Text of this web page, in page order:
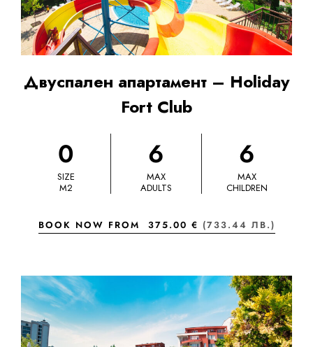
Двуспален апартамент – Holiday
Fort Club
0
SIZE
M2
6
MAX
ADULTS
6
MAX
CHILDREN
BOOK NOW FROM 375.00 € (733.44 ЛВ.)